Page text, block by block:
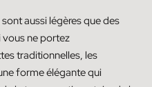
aussi légères que des
vous ne portez
traditionnelles, les
forme élégante qui